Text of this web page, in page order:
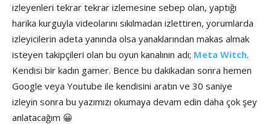
izleyenleri tekrar tekrar izlemesine sebep olan, yaptığı
harika kurguyla videolarını sıkılmadan izlettiren, yorumlarda
izleyicilerin adeta yanında olsa yanaklarından makas almak
isteyen takipçileri olan bu oyun kanalının adı; Meta Witch.
Kendisi bir kadın gamer. Bence bu dakikadan sonra hemen
Google veya Youtube ile kendisini aratın ve 30 saniye
izleyin sonra bu yazımızı okumaya devam edin daha çok şey
anlatacağım 😀